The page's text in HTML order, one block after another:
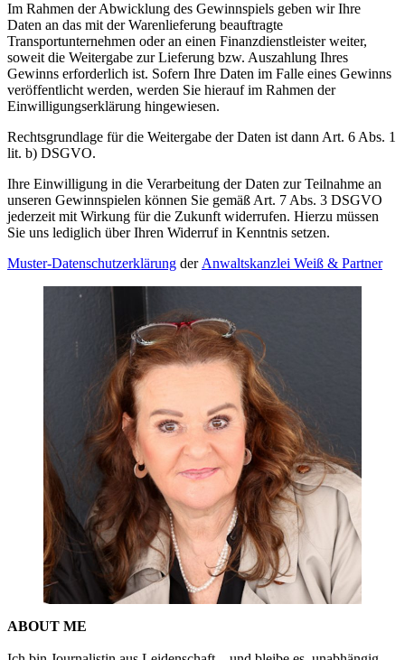
Im Rahmen der Abwicklung des Gewinnspiels geben wir Ihre
Daten an das mit der Warenlieferung beauftragte
Transportunternehmen oder an einen Finanzdienstleister weiter,
soweit die Weitergabe zur Lieferung bzw. Auszahlung Ihres
Gewinns erforderlich ist. Sofern Ihre Daten im Falle eines Gewinns
veröffentlicht werden, werden Sie hierauf im Rahmen der
Einwilligungserklärung hingewiesen.
Rechtsgrundlage für die Weitergabe der Daten ist dann Art. 6 Abs. 1
lit. b) DSGVO.
Ihre Einwilligung in die Verarbeitung der Daten zur Teilnahme an
unseren Gewinnspielen können Sie gemäß Art. 7 Abs. 3 DSGVO
jederzeit mit Wirkung für die Zukunft widerrufen. Hierzu müssen
Sie uns lediglich über Ihren Widerruf in Kenntnis setzen.
Muster-Datenschutzerklärung der Anwaltskanzlei Weiß & Partner
ABOUT ME